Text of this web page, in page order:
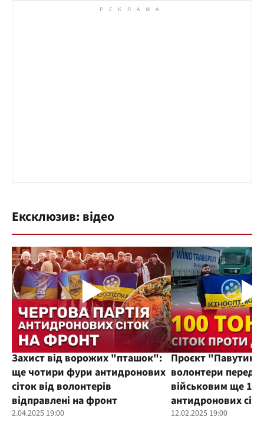
Ексклюзив: відео
Захист від ворожих "пташок":
ще чотири фури антидронових
сіток від волонтерів
відправлені на фронт
2.04.2025 19:00
Проєкт
волонтери
військовим ще
антидронових
12.02.2025 19:00